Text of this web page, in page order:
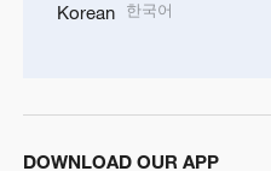
Korean 한국어
DOWNLOAD OUR APP